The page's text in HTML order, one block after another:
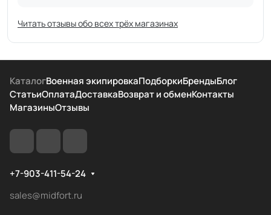
Читать отзывы обо всех трёх магазинах
КаталогВоенная экипировкаПодборкиБрендыБлог
СтатьиОплатаДоставкаВозврат и обменКонтакты
МагазиныОтзывы
+7-903-411-54-24
sales@midfort.ru